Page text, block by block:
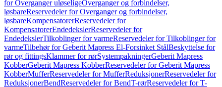
for Overganger uløseligeOverganger og forbindelser,
løsbareReservedeler for Overganger og forbindelser,
løsbareKompensatorerReservedeler for
KompensatorerEndedekslerReservedeler for
EndedekslerTilkoblinger for varmeReservedeler for Tilkoblinger for
varmeTilbehør for Geberit Mapress El-Forsinket StålBeskyttelse for
rør og fittingsKlammer for rørSystempakningerGeberit Mapress
KobberGeberit Mapress KobberReservedeler for Geberit Mapress
KobberMufferReservedeler for MufferReduksjonerReservedeler for
ReduksjonerBendReservedeler for BendT-rørReservedeler for T-